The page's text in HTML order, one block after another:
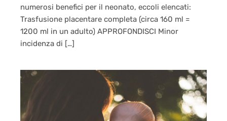
numerosi benefici per il neonato, eccoli elencati:
Trasfusione placentare completa (circa 160 ml =
1200 ml in un adulto) APPROFONDISCI Minor
incidenza di […]